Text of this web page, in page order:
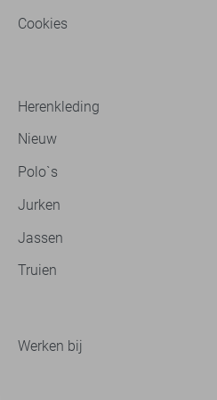
Cookies
Herenkleding
Nieuw
Polo`s
Jurken
Jassen
Truien
Werken bij